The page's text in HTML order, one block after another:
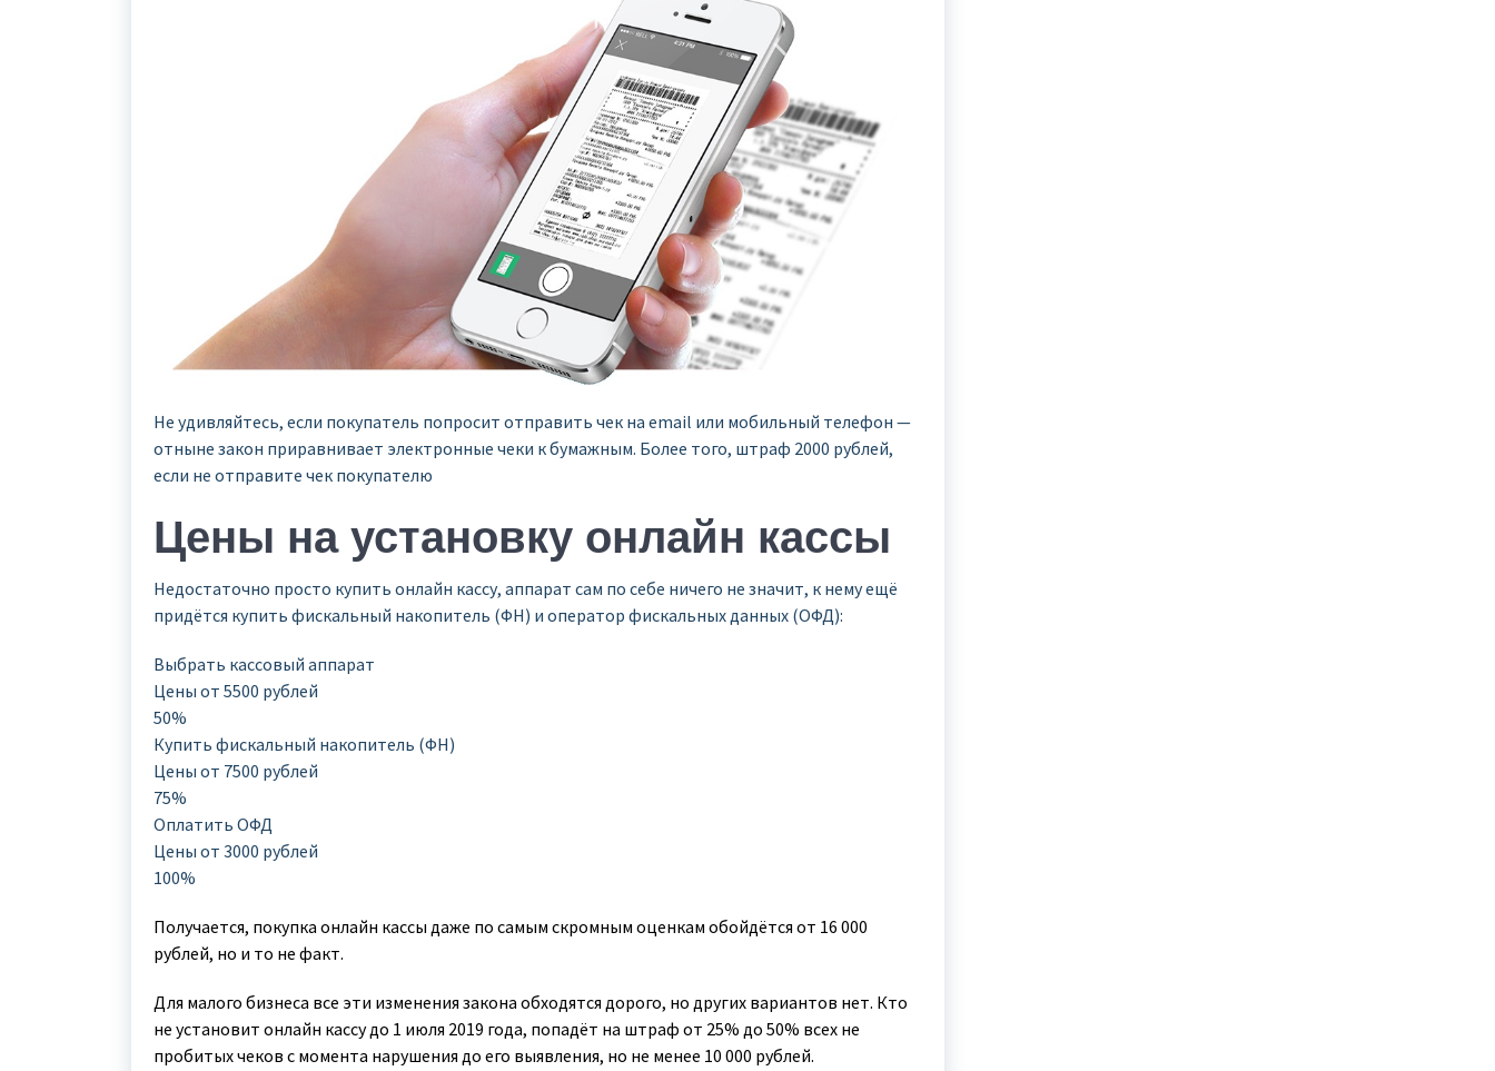
Не удивляйтесь, если покупатель попросит отправить чек на email или мобильный телефон —
отныне закон приравнивает электронные чеки к бумажным. Более того, штраф 2000 рублей,
если не отправите чек покупателю
Цены на установку онлайн кассы
Недостаточно просто купить онлайн кассу, аппарат сам по себе ничего не значит, к нему ещё
придётся купить фискальный накопитель (ФН) и оператор фискальных данных (ОФД):
Выбрать кассовый аппарат
Цены от 5500 рублей
50%
Купить фискальный накопитель (ФН)
Цены от 7500 рублей
75%
Оплатить ОФД
Цены от 3000 рублей
100%
Получается, покупка онлайн кассы даже по самым скромным оценкам обойдётся от 16 000
рублей, но и то не факт.
Для малого бизнеса все эти изменения закона обходятся дорого, но других вариантов нет. Кто
не установит онлайн кассу до 1 июля 2019 года, попадёт на штраф от 25% до 50% всех не
пробитых чеков с момента нарушения до его выявления, но не менее 10 000 рублей.